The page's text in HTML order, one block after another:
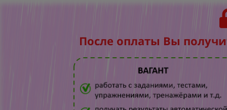
После оплаты Вы